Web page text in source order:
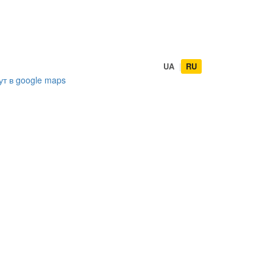
в google maps
UA | RU